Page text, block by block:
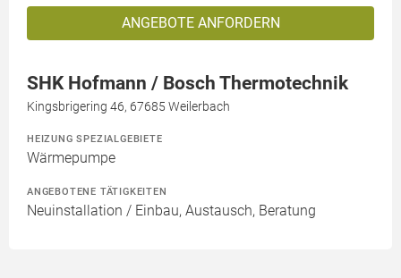
ANGEBOTE ANFORDERN
SHK Hofmann / Bosch Thermotechnik
Kingsbrigering 46, 67685 Weilerbach
HEIZUNG SPEZIALGEBIETE
Wärmepumpe
ANGEBOTENE TÄTIGKEITEN
Neuinstallation / Einbau, Austausch, Beratung